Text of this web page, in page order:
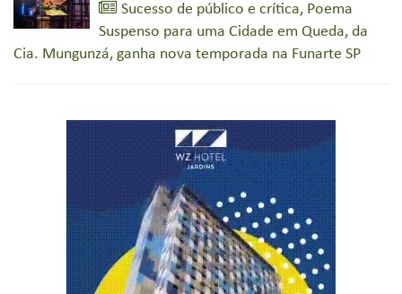
Sucesso de público e crítica, Poema
Suspenso para uma Cidade em Queda, da
Cia. Mungunzá, ganha nova temporada na Funarte SP